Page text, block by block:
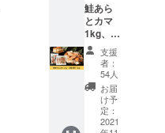
鮭あら
とカマ
1kg、西
京漬け
1kgを
セット
でお届
けしま
す。 ※
送料込
支援
者：
54人
お届
け予
定：
2021